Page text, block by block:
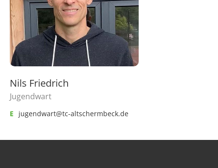
Nils Friedrich
Jugendwart
E jugendwart@tc-altschermbeck.de